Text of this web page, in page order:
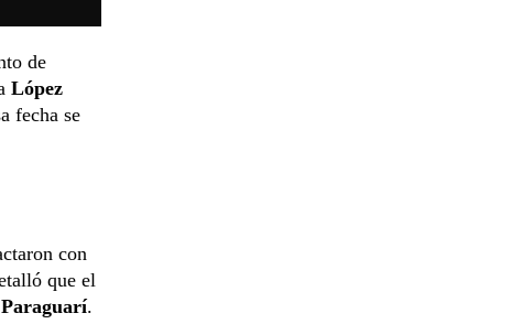
de
López
fecha se
con
que el
Paraguarí.